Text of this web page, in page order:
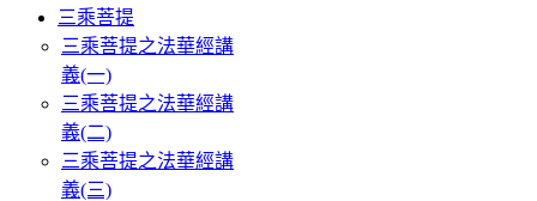
三乘菩提
三乘菩提之法華經講
義(一)
三乘菩提之法華經講
義(二)
三乘菩提之法華經講
義(三)